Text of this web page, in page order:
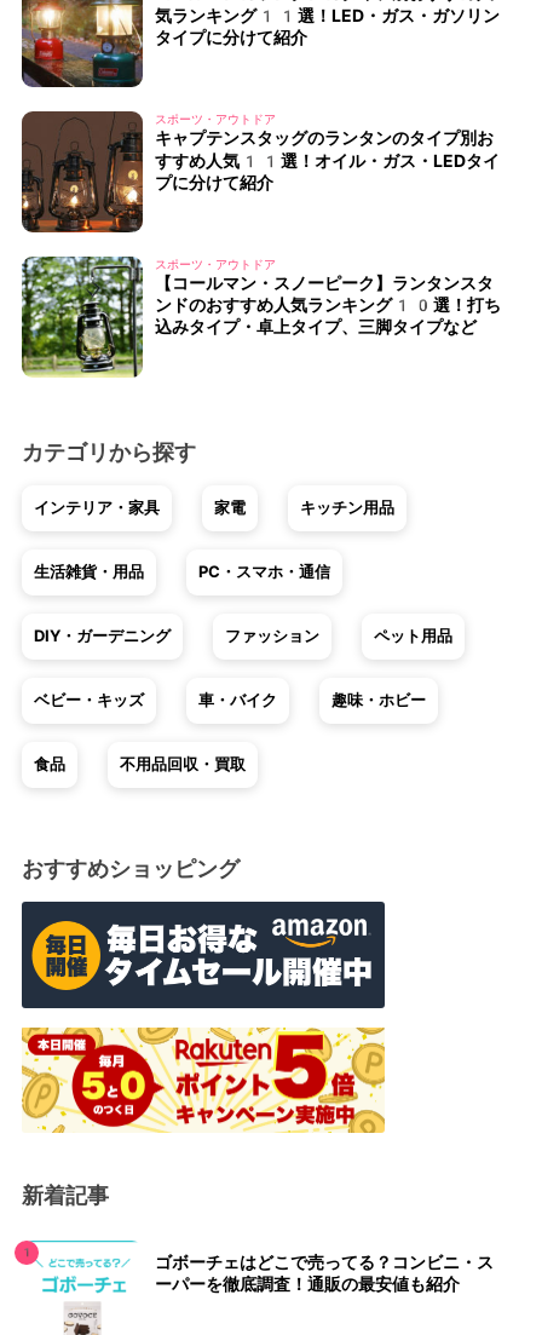
気ランキング11選！LED・ガス・ガソリン
タイプに分けて紹介
スポーツ・アウトドア
キャプテンスタッグのランタンのタイプ別お
すすめ人気11選！オイル・ガス・LEDタイ
プに分けて紹介
スポーツ・アウトドア
【コールマン・スノーピーク】ランタンスタ
ンドのおすすめ人気ランキング10選！打ち
込みタイプ・卓上タイプ、三脚タイプなど
カテゴリから探す
インテリア・家具 家電 キッチン用品
生活雑貨・用品 PC・スマホ・通信
DIY・ガーデニング ファッション ペット用品
ベビー・キッズ 車・バイク 趣味・ホビー
食品 不用品回収・買取
おすすめショッピング
新着記事
ゴボーチェはどこで売ってる？コンビニ・ス
ーパーを徹底調査！通販の最安値も紹介